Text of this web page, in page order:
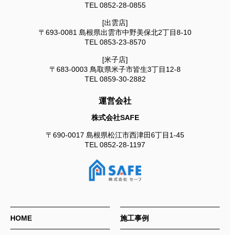
TEL 0852-28-0855
[出雲店]
〒693-0081 島根県出雲市中野美保北2丁目8-10
TEL 0853-23-8570
[米子店]
〒683-0003 鳥取県米子市皆生3丁目12-8
TEL 0859-30-2882
運営会社
株式会社SAFE
〒690-0017 島根県松江市西津田6丁目1-45
TEL 0852-28-1197
HOME 施工事例